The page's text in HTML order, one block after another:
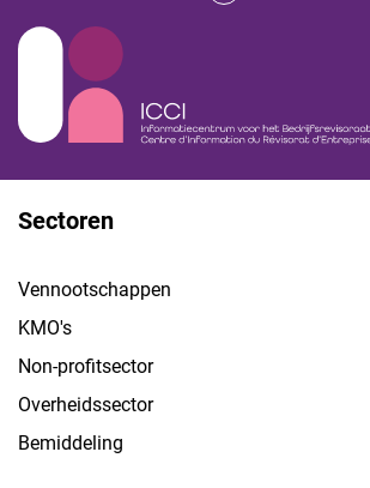
Sectoren
Vennootschappen
KMO's
Non-profitsector
Overheidssector
Bemiddeling